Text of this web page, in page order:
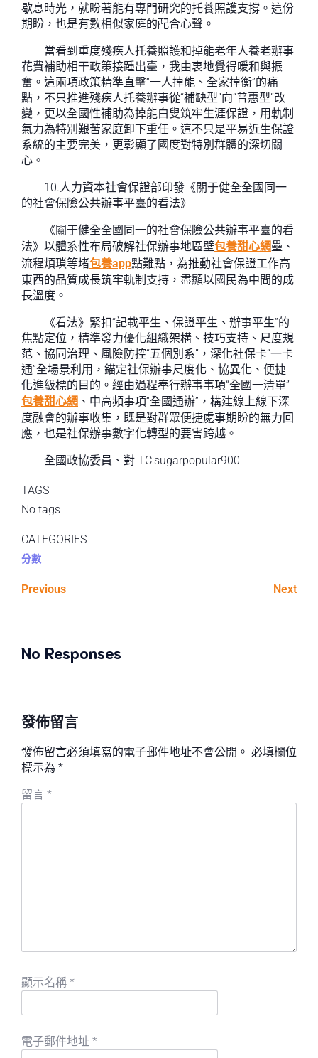
歇息時光，就盼著能有專門研究的托養照護支撐。這份
期盼，也是有數相似家庭的配合心聲。
當看到重度殘疾人托養照護和掉能老年人養老辦事
花費補助相干政策接踵出臺，我由衷地覺得暖和與振
奮。這兩項政策精準直擊“一人掉能、全家掉衡”的痛
點，不只推進殘疾人托養辦事從“補缺型”向“普惠型”改
變，更以全國性補助為掉能白叟筑牢生涯保證，用軌制
氣力為特別艱苦家庭卸下重任。這不只是平易近生保證
系統的主要完美，更彰顯了國度對特別群體的深切關
心。
10.人力資本社會保證部印發《關于健全全國同一
的社會保險公共辦事平臺的看法》
《關于健全全國同一的社會保險公共辦事平臺的看
法》以體系性布局破解社保辦事地區壁包養甜心網壘、
流程煩瑣等堵包養app點難點，為推動社會保證工作高
東西的品質成長筑牢軌制支持，盡顯以國民為中間的成
長溫度。
《看法》緊扣“記載平生、保證平生、辦事平生”的
焦點定位，精準發力優化組織架構、技巧支持、尺度規
范、協同治理、風險防控“五個別系”，深化社保卡“一卡
通”全場景利用，錨定社保辦事尺度化、協異化、便捷
化進級標的目的。經由過程奉行辦事事項“全國一清單”
包養甜心網 、中高頻事項“全國通辦”，構建線上線下深
度融會的辦事收集，既是對群眾便捷處事期盼的無力回
應，也是社保辦事數字化轉型的要害跨越。
全國政協委員、對 TC:sugarpopular900
TAGS
No tags
CATEGORIES
分數
Previous Next
No Responses
發佈留言
發佈留言必須填寫的電子郵件地址不會公開。 必填欄位
標示為 *
留言 *
顯示名稱 *
電子郵件地址 *